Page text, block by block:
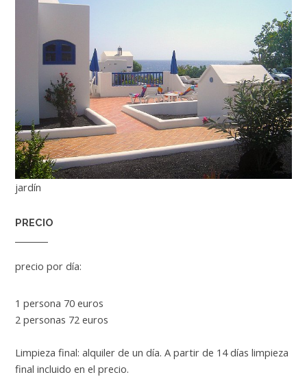
jardín
PRECIO
precio por día:
1 persona 70 euros
2 personas 72 euros
Limpieza final: alquiler de un día. A partir de 14 días limpieza
final incluido en el precio.